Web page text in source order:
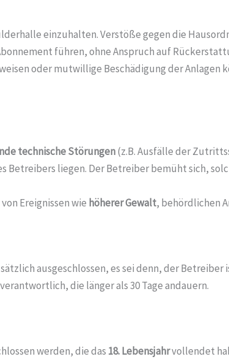
einzuhalten. Verstöße gegen die
führen, ohne Anspruch auf
oder mutwillige Beschädigung der Anlagen
technische Störungen(z.B. Ausfälle der
Betreibers liegen. Der Betreiber bemüht sich,
Ereignissen wie höherer Gewalt, behördlichen
ausgeschlossen, es sei denn, der
die länger als 30 Tage andauern.
werden, die das 18. Lebensjahrvollendet